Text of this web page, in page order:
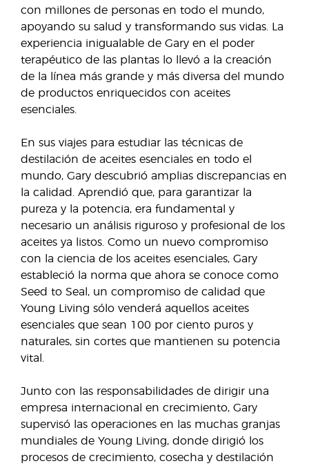
con millones de personas en todo el mundo,
apoyando su salud y transformando sus vidas. La
experiencia inigualable de Gary en el poder
terapéutico de las plantas lo llevó a la creación
de la línea más grande y más diversa del mundo
de productos enriquecidos con aceites
esenciales.
En sus viajes para estudiar las técnicas de
destilación de aceites esenciales en todo el
mundo, Gary descubrió amplias discrepancias en
la calidad. Aprendió que, para garantizar la
pureza y la potencia, era fundamental y
necesario un análisis riguroso y profesional de los
aceites ya listos. Como un nuevo compromiso
con la ciencia de los aceites esenciales, Gary
estableció la norma que ahora se conoce como
Seed to Seal, un compromiso de calidad que
Young Living sólo venderá aquellos aceites
esenciales que sean 100 por ciento puros y
naturales, sin cortes que mantienen su potencia
vital.
Junto con las responsabilidades de dirigir una
empresa internacional en crecimiento, Gary
supervisó las operaciones en las muchas granjas
mundiales de Young Living, donde dirigió los
procesos de crecimiento, cosecha y destilación